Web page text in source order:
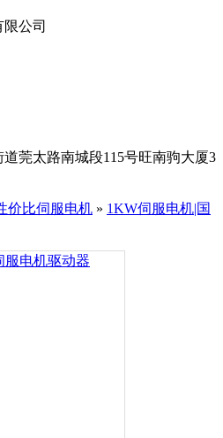
公司
莞太路南城段115号旺南驹大厦3
价比伺服电机 » 1KW伺服电机|国